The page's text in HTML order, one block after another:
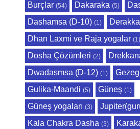
Burçlar (54) Dakaraka (5)
Dashamsa (D-10) (1)
Dhan Laxmi ve Raja yogalar (1)
Dosha Çözümleri (2)
Dwadasmsa (D-12) (1)
Gulika-Maandi (5) Güneş (1)
Güneş yogaları (3)
Kala Chakra Dasha (3)